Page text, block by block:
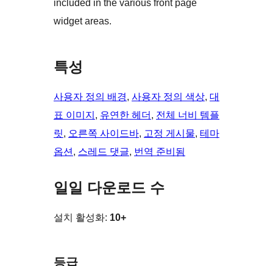
included in the various front page
widget areas.
특성
사용자 정의 배경, 사용자 정의 색상, 대
표 이미지 , 유연한 헤더 , 전체 너비 템플
릿, 오른쪽 사이드바, 고정 게시물, 테마
옵션 , 스레드 댓글, 번역 준비됨
일일 다운로드 수
설치 활성화: 10+
등급